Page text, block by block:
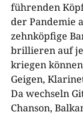
führenden
der Pandemie
zehnköpfige
brillieren auf
kriegen
Geigen,
Da wechseln
Chanson,